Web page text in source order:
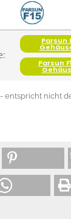
Parsun
Parsun
entspricht nicht